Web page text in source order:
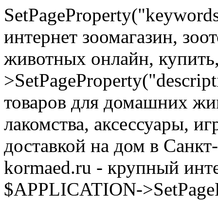
интернет зоомагазин,
животных онлайн,
товаров для домашних
лакомства, аксессуары,
доставкой на дом в
kormaed.ru - крупный
$APPLICATION-